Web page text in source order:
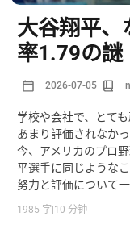
大谷翔平、
率1.79の謎
2026-07-05
学校や会社で、とて
あまり評価されなか
今、アメリカのプロ
平選手に同じような
努力と評価について
1985 字|10 分钟